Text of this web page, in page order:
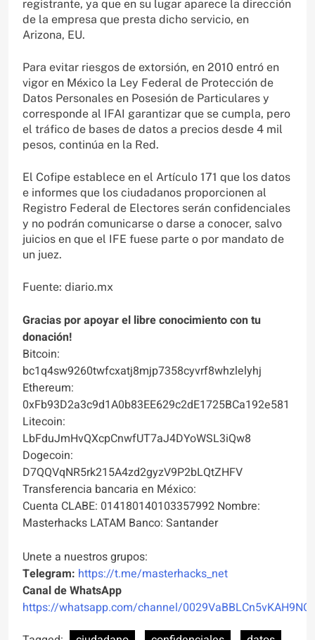
registrante, ya que en su lugar aparece la dirección
de la empresa que presta dicho servicio, en
Arizona, EU.
Para evitar riesgos de extorsión, en 2010 entró en
vigor en México la Ley Federal de Protección de
Datos Personales en Posesión de Particulares y
corresponde al IFAI garantizar que se cumpla, pero
el tráfico de bases de datos a precios desde 4 mil
pesos, continúa en la Red.
El Cofipe establece en el Artículo 171 que los datos
e informes que los ciudadanos proporcionen al
Registro Federal de Electores serán confidenciales
y no podrán comunicarse o darse a conocer, salvo
juicios en que el IFE fuese parte o por mandato de
un juez.
Fuente: diario.mx
Gracias por apoyar el libre conocimiento con tu
donación!
Bitcoin:
bc1q4sw9260twfcxatj8mjp7358cyvrf8whzlelyhj
Ethereum:
0xFb93D2a3c9d1A0b83EE629c2dE1725BCa192e581
Litecoin:
LbFduJmHvQXcpCnwfUT7aJ4DYoWSL3iQw8
Dogecoin:
D7QQVqNR5rk215A4zd2gyzV9P2bLQtZHFV
Transferencia bancaria en México:
Cuenta CLABE: 014180140103357992 Nombre:
Masterhacks LATAM Banco: Santander
Unete a nuestros grupos:
Telegram: https://t.me/masterhacks_net
Canal de WhatsApp
https://whatsapp.com/channel/